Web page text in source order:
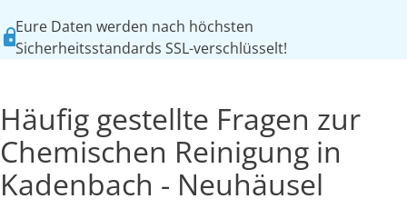
Eure Daten werden nach höchsten
Sicherheitsstandards SSL-verschlüsselt!
Häufig gestellte Fragen zur
Chemischen Reinigung in
Kadenbach - Neuhäusel